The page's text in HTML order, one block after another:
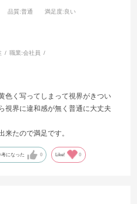
品質:普通 満足度:良い
職業:会社員
色く写ってしまって視界がきつい
視界に違和感が無く普通に大丈夫
来たので満足です。
考になった 0 Like! 0